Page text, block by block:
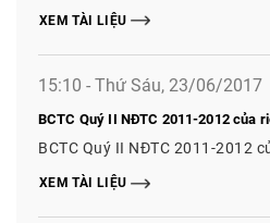
XEM TÀI LIỆU
15:10 - Thứ Sáu, 23/06/2017
BCTC Quý II NĐTC 2011-2012 của
BCTC Quý II NĐTC 2011-2012
XEM TÀI LIỆU